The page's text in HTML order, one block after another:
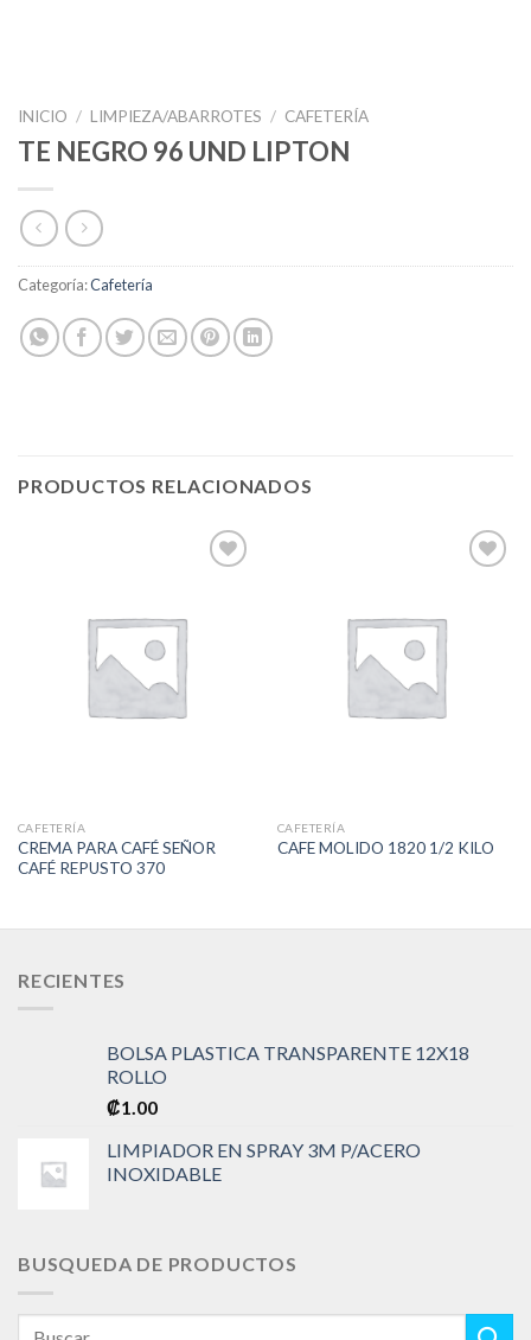
INICIO / LIMPIEZA/ABARROTES / CAFETERÍA
TE NEGRO 96 UND LIPTON
Categoría:Cafetería
PRODUCTOS RELACIONADOS
CAFETERÍA
CREMA PARA CAFÉ SEÑOR
CAFÉ REPUSTO 370
CAFETERÍA
CAFE MOLIDO 1820 1/2 KILO
RECIENTES
BOLSA PLASTICA TRANSPARENTE 12X18
ROLLO
₡1.00
LIMPIADOR EN SPRAY 3M P/ACERO
INOXIDABLE
BUSQUEDA DE PRODUCTOS